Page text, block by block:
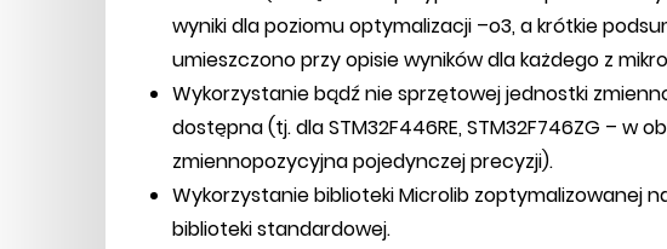
wyniki dla poziomu optymalizacji –o3, a krótkie
umieszczono przy opisie wyników dla każdego z
Wykorzystanie bądź nie sprzętowej jednostki
dostępna (tj. dla STM32F446RE, STM32F746ZG – w
zmiennopozycyjna pojedynczej precyzji).
Wykorzystanie biblioteki Microlib zoptymalizowanej
biblioteki standardowej.